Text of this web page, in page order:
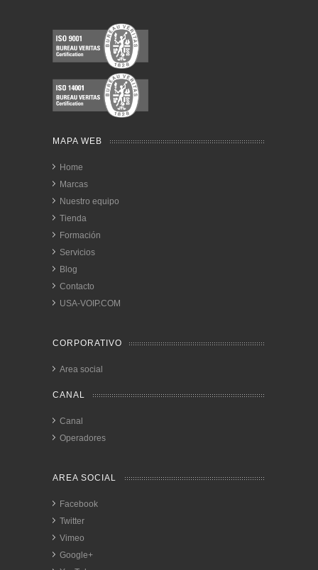
MAPA WEB
Home
Marcas
Nuestro equipo
Tienda
Formación
Servicios
Blog
Contacto
USA-VOIP.COM
CORPORATIVO
Area social
CANAL
Canal
Operadores
AREA SOCIAL
Facebook
Twitter
Vimeo
Google+